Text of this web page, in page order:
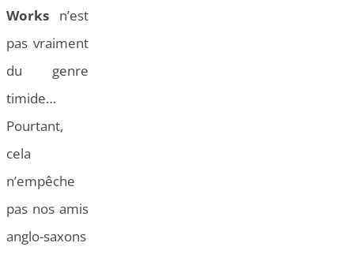
Works n’est
pas vraiment
du genre
timide…
Pourtant,
cela
n’empêche
pas nos amis
anglo-saxons